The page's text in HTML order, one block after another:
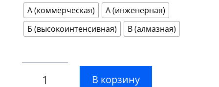
А (коммерческая)
А (инженерная)
Б (высокоинтенсивная)
В (алмазная)
В корзину